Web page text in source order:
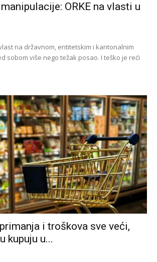
ORKE na vlasti u
na državnom, entitetskim i kantonalnim
sobom više nego težak posao. I teško je reći
i troškova sve veći,
kupuju u...